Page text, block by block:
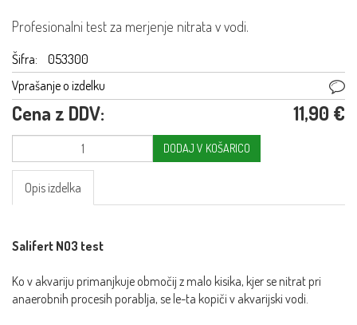
Profesionalni test za merjenje nitrata v vodi.
Šifra:
053300
Vprašanje o izdelku
Cena z DDV: 11,90 €
DODAJ V KOŠARICO
Opis izdelka
Salifert NO3 test
Ko v akvariju primanjkuje območij z malo kisika, kjer se nitrat pri
anaerobnih procesih porablja, se le-ta kopiči v akvarijski vodi.